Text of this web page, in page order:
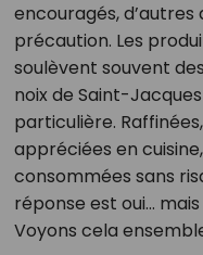
encouragés,
précaution. Les
soulèvent souvent
noix de Saint-
particulière.
appréciées en
consommées sans
réponse est oui…
Voyons cela